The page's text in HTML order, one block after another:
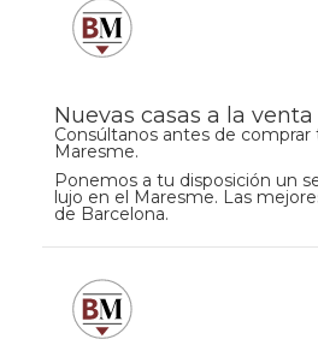
Nuevas casas a la
Consúltanos antes de comprar
Maresme.
Ponemos a tu disposición un
lujo en el Maresme. Las
de Barcelona.